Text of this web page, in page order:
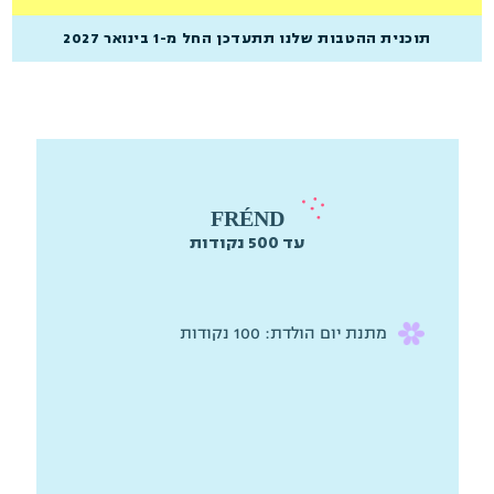
תוכנית ההטבות שלנו תתעדכן החל מ-1 בינואר 2027
FRÉND
עד 500 נקודות
מתנת יום הולדת: 100 נקודות